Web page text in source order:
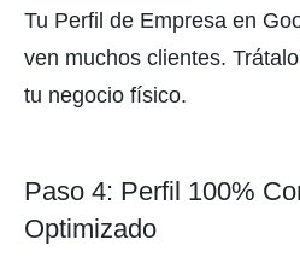
Tu Perfil de Empresa en
ven muchos clientes.
tu negocio físico.
Paso 4: Perfil 100%
Optimizado